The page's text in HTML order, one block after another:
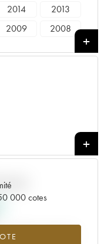
2014
2013
2009
2008
+
000 cotes
cote
2026 par rapport à